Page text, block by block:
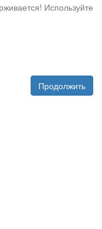
Используйте
Продолжить